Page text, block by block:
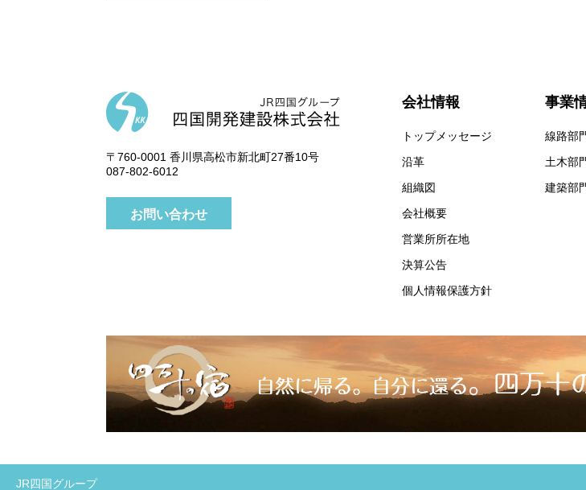
〒760-0001 香川県高松市新北町27番10号
087-802-6012
お問い合わせ
会社情報
トップメッセージ
沿革
組織図
会社概要
営業所所在地
決算公告
個人情報保護方針
事業
線路部
土木部
建築部
JR四国グループ